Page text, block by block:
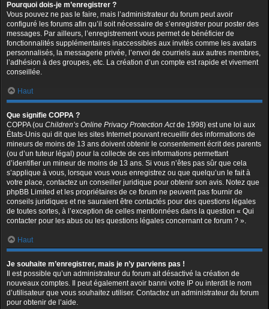
Pourquoi dois-je m’enregistrer ?
Vous pouvez ne pas le faire, mais l’administrateur du forum peut avoir
configuré les forums afin qu’il soit nécessaire de s’enregistrer pour poster des
messages. Par ailleurs, l’enregistrement vous permet de bénéficier de
fonctionnalités supplémentaires inaccessibles aux invités comme les avatars
personnalisés, la messagerie privée, l’envoi de courriels aux autres membres,
l’adhésion à des groupes, etc. La création d’un compte est rapide et vivement
conseillée.
Haut
Que signifie COPPA ?
COPPA (ou Children’s Online Privacy Protection Actde 1998) est une loi aux
États-Unis qui dit que les sites Internet pouvant recueillir des informations de
mineurs de moins de 13 ans doivent obtenir le consentement écrit des parents
(ou d’un tuteur légal) pour la collecte de ces informations permettant
d’identifier un mineur de moins de 13 ans. Si vous n’êtes pas sûr que cela
s’applique à vous, lorsque vous vous enregistrez ou que quelqu’un le fait à
votre place, contactez un conseiller juridique pour obtenir son avis. Notez que
phpBB Limited et les propriétaires de ce forum ne peuvent pas fournir de
conseils juridiques et ne sauraient être contactés pour des questions légales
de toutes sortes, à l’exception de celles mentionnées dans la question « Qui
contacter pour les abus ou les questions légales concernant ce forum ? ».
Haut
Je souhaite m’enregistrer, mais je n’y parviens pas !
Il est possible qu’un administrateur du forum ait désactivé la création de
nouveaux comptes. Il peut également avoir banni votre IP ou interdit le nom
d’utilisateur que vous souhaitez utiliser. Contactez un administrateur du forum
pour obtenir de l’aide.